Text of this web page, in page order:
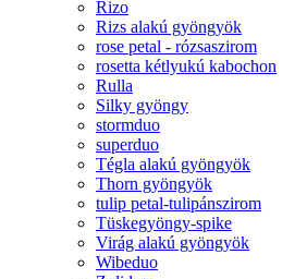
Rizo
Rizs alakú gyöngyök
rose petal - rózsaszirom
rosetta kétlyukú kabochon
Rulla
Silky gyöngy
stormduo
superduo
Tégla alakú gyöngyök
Thorn gyöngyök
tulip petal-tulipánszirom
Tüskegyöngy-spike
Virág alakú gyöngyök
Wibeduo